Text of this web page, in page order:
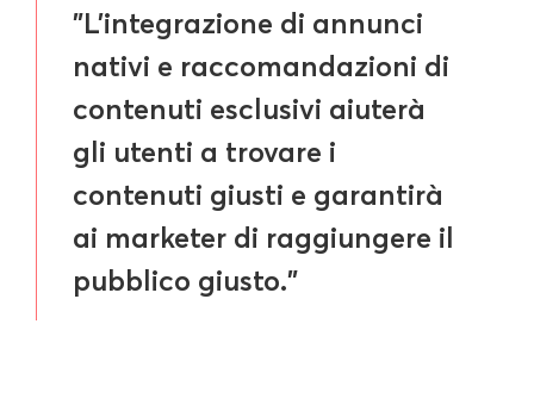
"L'integrazione di annunci
nativi e raccomandazioni di
contenuti esclusivi aiuterà
gli utenti a trovare i
contenuti giusti e garantirà
ai marketer di raggiungere il
pubblico giusto."